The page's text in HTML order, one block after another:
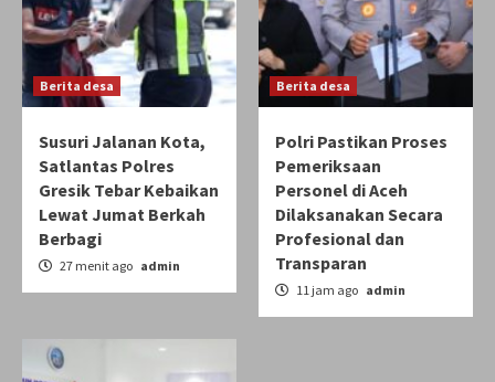
Berita desa
Susuri Jalanan Kota,
Satlantas Polres
Gresik Tebar Kebaikan
Lewat Jumat Berkah
Berbagi
27 menit ago admin
Berita desa
Polri Pastikan Proses
Pemeriksaan
Personel di Aceh
Dilaksanakan Secara
Profesional dan
Transparan
11 jam ago admin